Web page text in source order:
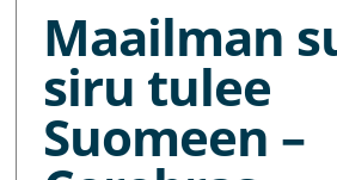
Maailman
siru tulee
Suomeen –